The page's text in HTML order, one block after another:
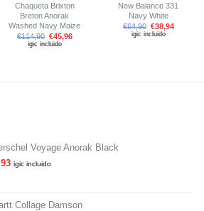
Chaqueta Brixton
Breton Anorak
Washed Navy Maize
€114,90 €45,96
igic incluido
New Balance 331
Navy White
€64,90 €38,94
igic incluido
Voyage Anorak Black
igic incluido
Collage Damson